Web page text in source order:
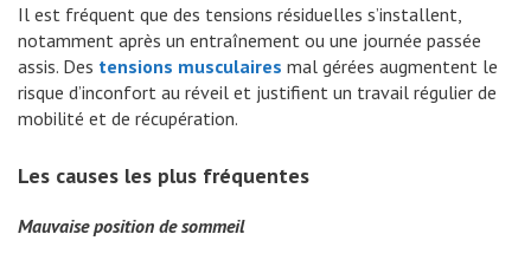
Il est fréquent que des tensions résiduelles s’installent,
notamment après un entraînement ou une journée passée
assis. Des tensions musculaires mal gérées augmentent le
risque d’inconfort au réveil et justifient un travail régulier de
mobilité et de récupération.
Les causes les plus fréquentes
Mauvaise position de sommeil